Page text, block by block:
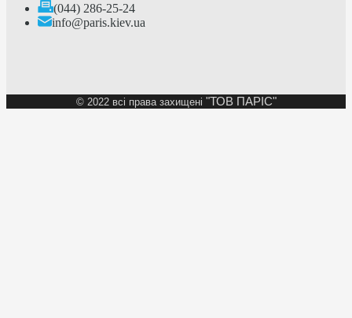
(044) 286-25-24
info@paris.kiev.ua
© 2022 всі права захищені "ТОВ ПАРІС"